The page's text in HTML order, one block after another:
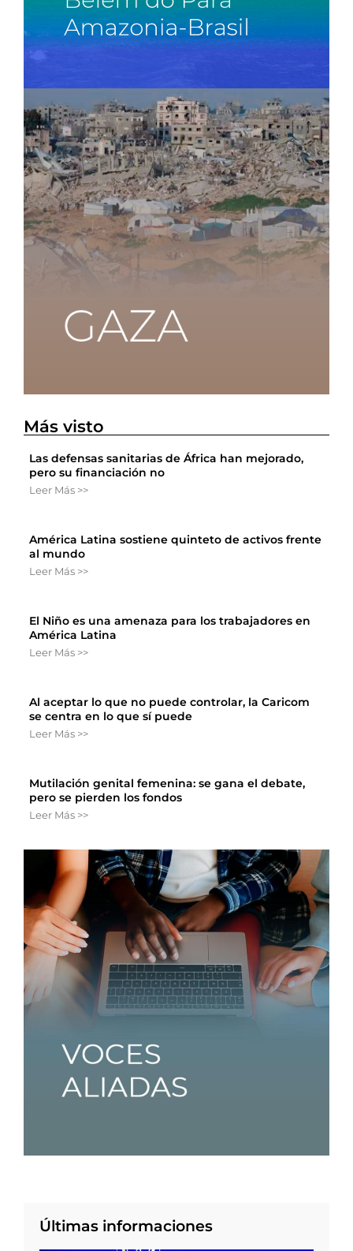
Más visto
Las defensas sanitarias de África han mejorado,
pero su financiación no
Leer Más >>
América Latina sostiene quinteto de activos frente
al mundo
Leer Más >>
El Niño es una amenaza para los trabajadores en
América Latina
Leer Más >>
Al aceptar lo que no puede controlar, la Caricom
se centra en lo que sí puede
Leer Más >>
Mutilación genital femenina: se gana el debate,
pero se pierden los fondos
Leer Más >>
Últimas informaciones